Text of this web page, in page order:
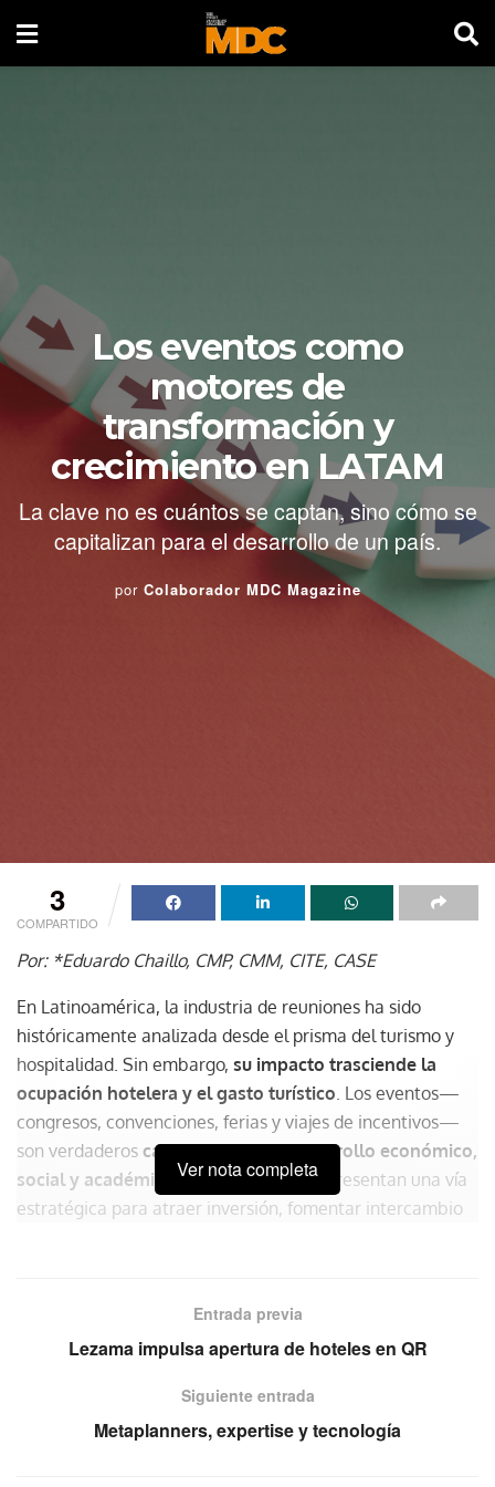
Los eventos como
motores de
transformación y
crecimiento en LATAM
La clave no es cuántos se captan, sino cómo se
capitalizan para el desarrollo de un país.
por Colaborador MDC Magazine
3
COMPARTIDO
Por: *Eduardo Chaillo, CMP, CMM, CITE, CASE
En Latinoamérica, la industria de reuniones ha sido
históricamente analizada desde el prisma del turismo y
hospitalidad. Sin embargo, su impacto trasciende la
ocupación hotelera y el gasto turístico. Los eventos—
congresos, convenciones, ferias y viajes de incentivos—
son verdaderos catalizadores del desarrollo económico,
social y académico de una nación. Representan una vía
estratégica para atraer inversión, fomentar intercambio
cada vez más
reuniones
Ver nota completa
Entrada previa
Lezama impulsa apertura de hoteles en QR
Siguiente entrada
Metaplanners, expertise y tecnología